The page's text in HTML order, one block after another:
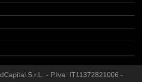
S.r.L. - P.Iva: IT11372821006 -